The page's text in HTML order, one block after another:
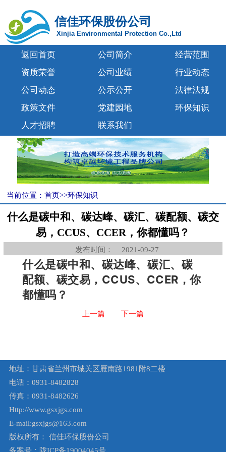
信佳环保股份公司
Xinjia Environmental Protection Co.,Ltd
返回首页 公司简介
经营范围
资质荣誉
公司业绩
行业动态
公司动态
公示公开
法律法规
政策文件
党建园地
环保知识
人才招聘
联系我们
当前位置：首页>>环保知识
什么是碳中和、碳达峰、碳汇、碳配额、碳交
易，CCUS、CCER，你都懂吗？
发布时间： 2021-09-27
什么是碳中和、碳达峰、碳汇、碳
配额、碳交易，CCUS、CCER，你
都懂吗？
上一篇 下一篇
地址：甘肃省兰州市城关区雁南路1981附8二楼
电话：0931-8482828
传真：0931-8482626
Http://www.gsxjgs.com
E-mail:gsxjgs@163.com
版权所有： 信佳环保股份公司
备案号：陇ICP备19004045号